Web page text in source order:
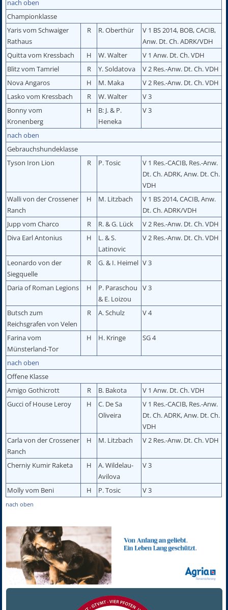
nach oben
Championklasse
Yaris vom Schwaiger
Rathaus
R R. Oberthür
V 1 BS 2014, BOB, CACIB,
Anw. Dt. Ch. ADRK/VDH
Quitta vom Kressbach
H W. Walter
V 1 Anw. Dt. Ch. VDH
Blitz vom Tamriel
R Y. Soldatova
V 2 Res.-Anw. Dt. Ch. VDH
Nova Angaros
H M. Maka
V 2 Res.-Anw. Dt. Ch. VDH
Lasko vom Kressbach
R W. Walter
V 3
Bonny vom
Kronenberg
H
B: J. & P.
Heneka
V 3
nach oben
Gebrauchshundeklasse
Tyson Iron Lion
R P. Tosic
V 1 Res.-CACIB, Res.-Anw.
Dt. Ch. ADRK, Anw. Dt. Ch.
VDH
Walli von der Crossener
Ranch
H M. Litzbach
V 1 BS 2014, CACIB, Anw.
Dt. Ch. ADRK/VDH
Jupp vom Charco
R R. & G. Lück
V 2 Res.-Anw. Dt. Ch. VDH
Diva Earl Antonius
H
L. & S.
Latinovic
V 2 Res.-Anw. Dt. Ch. VDH
Leonardo von der
Siegquelle
R G. & I. Heimel V 3
Daria of Roman Legions H
P. Paraschou
& E. Loizou
V 3
Butsch zum
Reichsgrafen von Velen
R A. Schulz V 4
Farina vom
Münsterland-Tor
H H. Kringe SG 4
nach oben
Offene Klasse
Amigo Gothicrott
R B. Bakota
V 1 Anw. Dt. Ch. VDH
Gucci of House Leroy
H
C. De Sa
Oliveira
V 1 Res.-CACIB, Res.-Anw.
Dt. Ch. ADRK, Anw. Dt. Ch.
VDH
Carla von der Crossener
Ranch
H M. Litzbach V 2 Res.-Anw. Dt. Ch. VDH
Cherniy Kumir Raketa H
A. Wildelau-
Avilova
V 3
Molly vom Beni H P. Tosic V 3
nach oben